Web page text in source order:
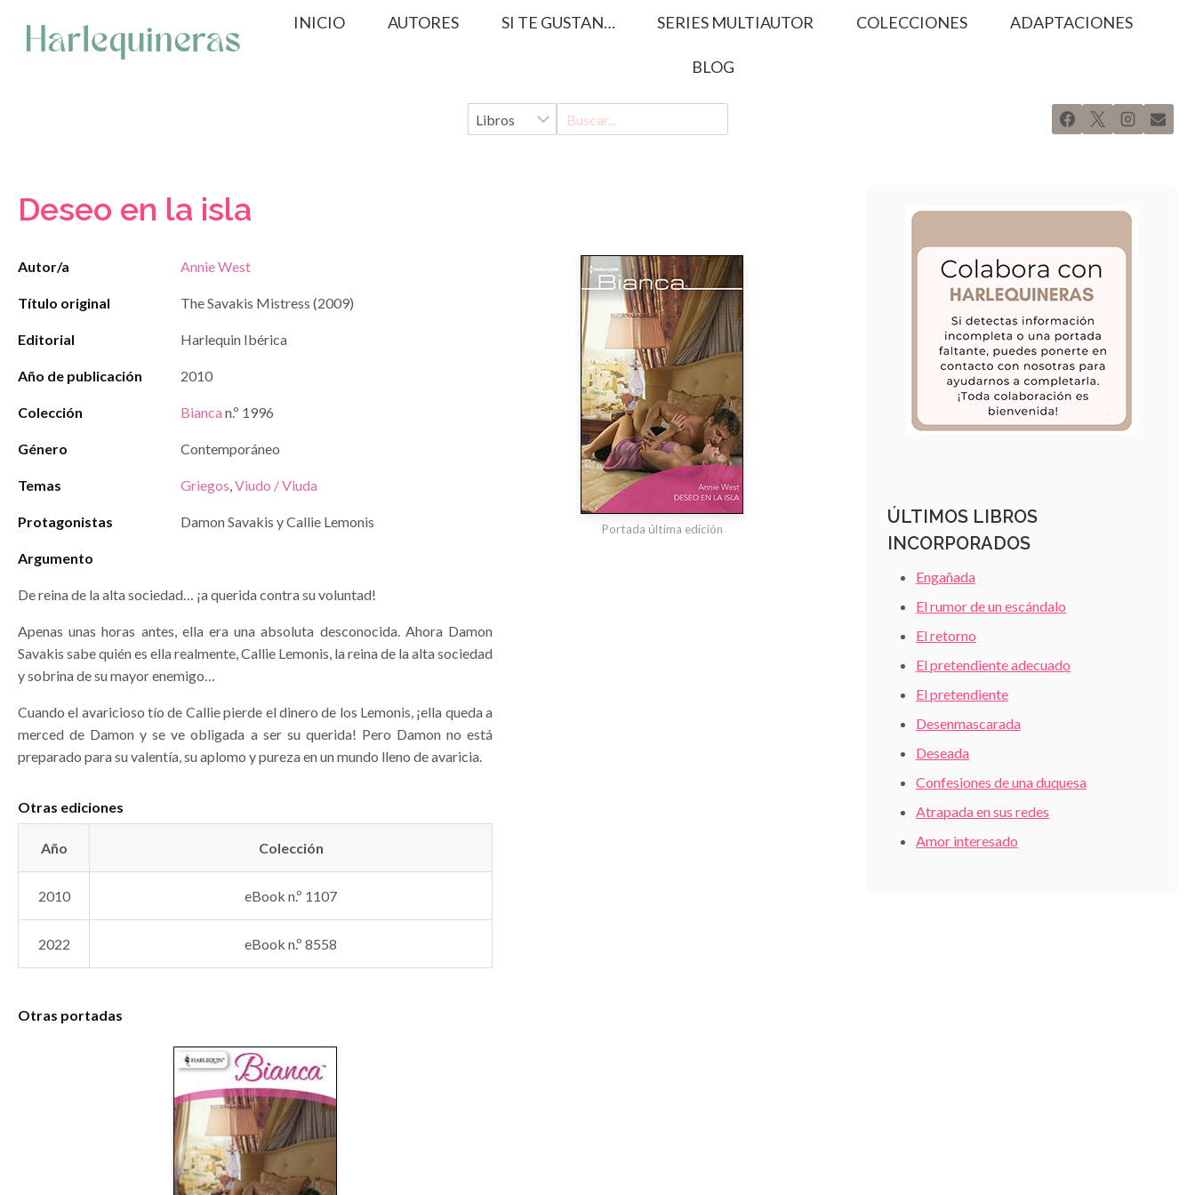
contenido
INICIO AUTORES SI TE GUSTAN… SERIES MULTIAUTOR COLECCIONES ADAPTACIONES
BLOG
Deseo en la isla
Autor/a Annie West
Título original The Savakis Mistress (2009)
Editorial Harlequin Ibérica
Año de publicación 2010
Colección Bianca n.º 1996
Género Contemporáneo
Temas Griegos,Viudo / Viuda
Protagonistas Damon Savakis y Callie Lemonis
Argumento
De reina de la alta sociedad… ¡a querida contra su voluntad!
Apenas unas horas antes, ella era una absoluta desconocida. Ahora Damon
Savakis sabe quién es ella realmente, Callie Lemonis, la reina de la alta sociedad
y sobrina de su mayor enemigo…
Cuando el avaricioso tío de Callie pierde el dinero de los Lemonis, ¡ella queda a
merced de Damon y se ve obligada a ser su querida! Pero Damon no está
preparado para su valentía, su aplomo y pureza en un mundo lleno de avaricia.
Otras ediciones
Año Colección
2010 eBook n.º 1107
2022 eBook n.º 8558
Otras portadas
Portada última edición
ÚLTIMOS LIBROS
INCORPORADOS
Engañada
El rumor de un escándalo
El retorno
El pretendiente adecuado
El pretendiente
Desenmascarada
Deseada
Confesiones de una duquesa
Atrapada en sus redes
Amor interesado